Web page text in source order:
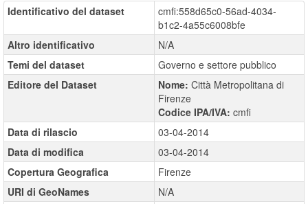
Identificativo del dataset
cmfi:558d65c0-56ad-4034-
b1c2-4a55c6008bfe
Altro identificativo
N/A
Temi del dataset
Governo e settore pubblico
Editore del Dataset
Nome: Città Metropolitana di
Firenze
Codice IPA/IVA: cmfi
Data di rilascio
03-04-2014
Data di modifica
03-04-2014
Copertura Geografica
Firenze
URI di GeoNames
N/A